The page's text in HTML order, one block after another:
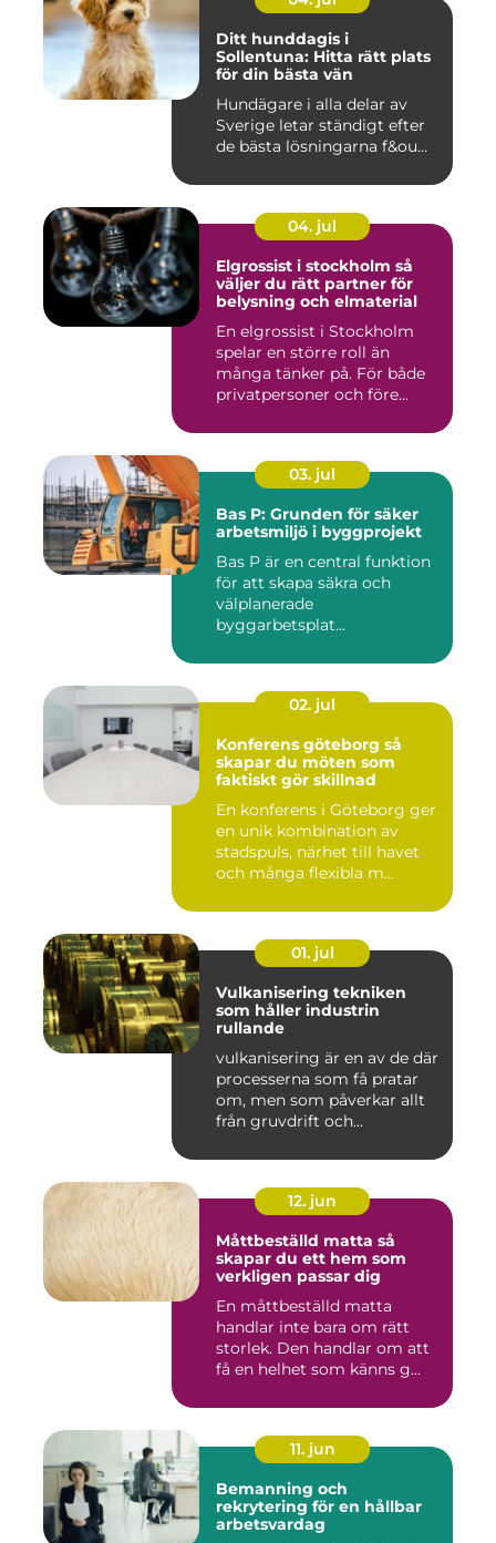
Ditt hunddagis i
Sollentuna: Hitta rätt plats
för din bästa vän
Hundägare i alla delar av
Sverige letar ständigt efter
de bästa lösningarna f&ou...
04. jul
Elgrossist i stockholm så
väljer du rätt partner för
belysning och elmaterial
En elgrossist i Stockholm
spelar en större roll än
många tänker på. För både
privatpersoner och före...
03. jul
Bas P: Grunden för säker
arbetsmiljö i byggprojekt
Bas P är en central funktion
för att skapa säkra och
välplanerade
byggarbetsplat...
02. jul
Konferens göteborg så
skapar du möten som
faktiskt gör skillnad
En konferens i Göteborg ger
en unik kombination av
stadspuls, närhet till havet
och många flexibla m...
01. jul
Vulkanisering tekniken
som håller industrin
rullande
vulkanisering är en av de där
processerna som få pratar
om, men som påverkar allt
från gruvdrift och...
12. jun
Måttbeställd matta så
skapar du ett hem som
verkligen passar dig
En måttbeställd matta
handlar inte bara om rätt
storlek. Den handlar om att
få en helhet som känns g...
11. jun
Bemanning och
rekrytering för en hållbar
arbetsvardag